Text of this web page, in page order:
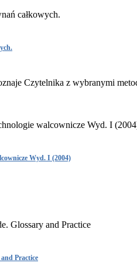
Czytelnika z wybranymi
Wyd. I (2004)
Practice